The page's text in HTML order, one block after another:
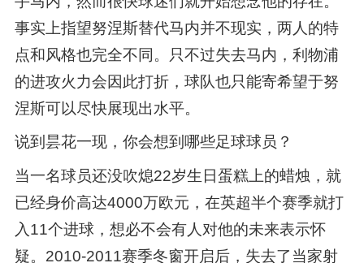
事实上指望努涅斯替代马内并不现实，两人的特
点和风格也完全不同。只不过失去马内，利物浦
的进攻火力会因此打折，球队也只能寄希望于努
涅斯可以尽快展现出水平。
说到昙花一现，你会想到哪些足球球员？
当一名球员还没吹熄22岁生日蛋糕上的蜡烛，就
已经身价高达4000万欧元，在英超半个赛季就打
入11个进球，想必不会有人对他的未来表示怀
疑。2010-2011赛季冬窗开启后，失去了当家射